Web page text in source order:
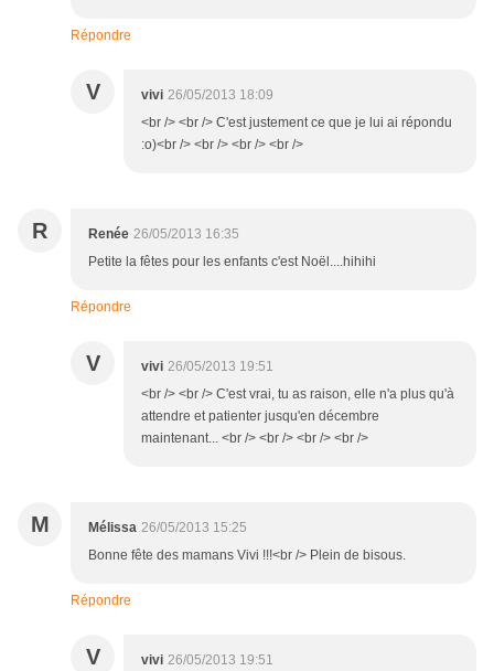
Répondre
V vivi 26/05/2013 18:09
<br /> <br /> C'est justement ce que je lui ai répondu
:o)<br /> <br /> <br /> <br />
R Renée 26/05/2013 16:35
Petite la fêtes pour les enfants c'est Noël....hihihi
Répondre
V vivi 26/05/2013 19:51
<br /> <br /> C'est vrai, tu as raison, elle n'a plus qu'à
attendre et patienter jusqu'en décembre
maintenant... <br /> <br /> <br /> <br />
M Mélissa 26/05/2013 15:25
Bonne fête des mamans Vivi !!!<br /> Plein de bisous.
Répondre
V vivi 26/05/2013 19:51